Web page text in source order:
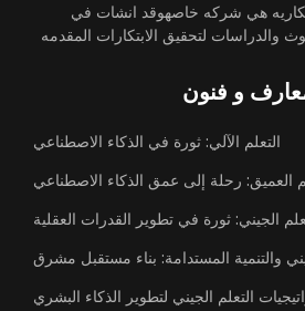
هي شركه خاصهوقد انشات في
و فنون
التعلم الآلي: ثورة في الذكاء الاصطناعي
العميق: رحلة إلى عمق الذكاء الاصطناعي
الجيني: ثورة في تطوير القدرات العقلية
والتنمية المستدامة: بناء مستقبل مشرق
التعلم الجيني لتطوير الذكاء البشري